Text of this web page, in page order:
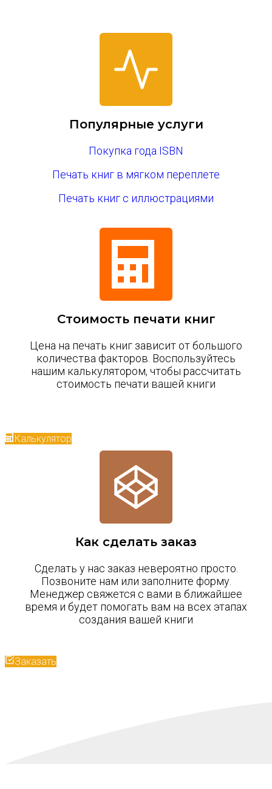
Популярные услуги
Покупка года ISBN
Печать книг в мягком переплете
Печать книг с иллюстрациями
Стоимость печати книг
Цена на печать книг зависит от большого
количества факторов. Воспользуйтесь
нашим калькулятором, чтобы рассчитать
стоимость печати вашей книги
Калькулятор
Как сделать заказ
Сделать у нас заказ невероятно просто.
Позвоните нам или заполните форму.
Менеджер свяжется с вами в ближайшее
время и будет помогать вам на всех этапах
создания вашей книги
Заказать